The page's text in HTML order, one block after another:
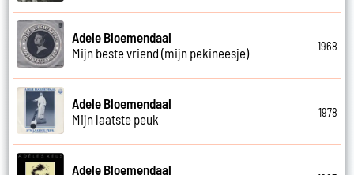
Adele Bloemendaal
Mijn beste vriend (mijn pekineesje)
1968
Adele Bloemendaal
Mijn laatste peuk
1978
Adele Bloemendaal